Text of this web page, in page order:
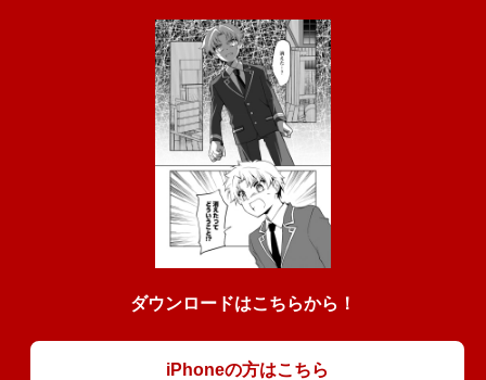
ダウンロードはこちらから！
iPhoneの方はこちら